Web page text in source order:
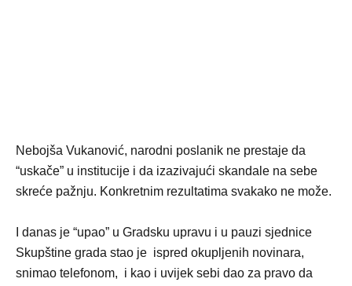
Nebojša Vukanović, narodni poslanik ne prestaje da
“uskače” u institucije i da izazivajući skandale na sebe
skreće pažnju. Konkretnim rezultatima svakako ne može.
I danas je “upao” u Gradsku upravu i u pauzi sjednice
Skupštine grada stao je ispred okupljenih novinara,
snimao telefonom, i kao i uvijek sebi dao za pravo da